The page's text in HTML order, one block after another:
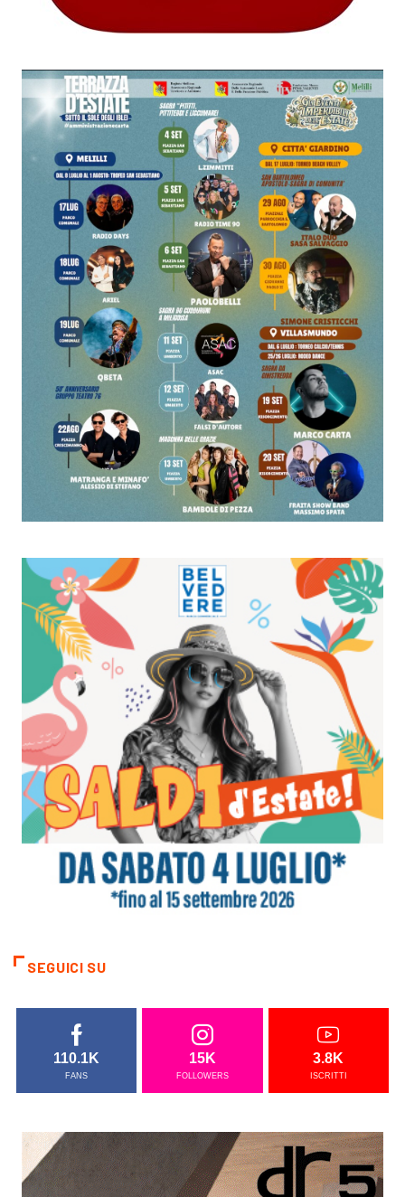
SEGUICI SU
110.1K
FANS
15K
FOLLOWERS
3.8K
ISCRITTI